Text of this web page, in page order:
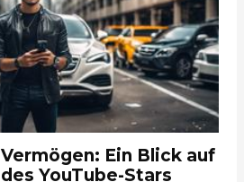
Ein Blick auf
YouTube-Stars